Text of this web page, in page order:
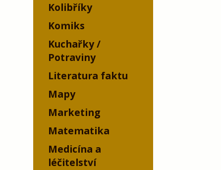
Kolibříky
Komiks
Kuchařky /
Potraviny
Literatura faktu
Mapy
Marketing
Matematika
Medicína a
léčitelství